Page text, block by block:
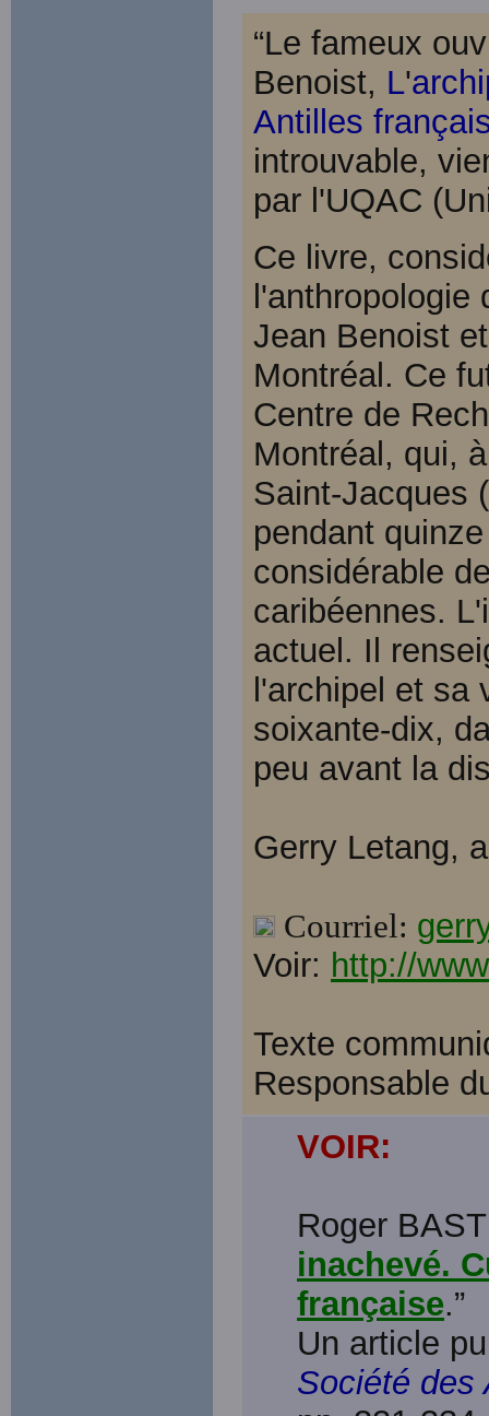
“Le fameux
Benoist, L'
Antilles
introuvable,
par l'UQAC
Ce livre,
Jean Benoist
Montréal. Ce
Centre de
Montréal, qui,
Saint-Jacques
pendant
considérable
caribéennes.
actuel. Il
l'archipel et sa
soixante-dix,
peu avant la
Gerry Letang,
Courriel:
Voir: http://
Texte
Responsable
VOIR:
Roger
inachevé.
française.”
Un article
Société des